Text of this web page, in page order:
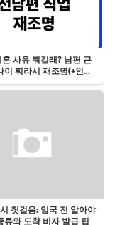
사유 뭐길래? 남편 근
이 찌라시 재조명(+인스
첫걸음: 입국 전 알아야
류와 도착 비자 발급 팁